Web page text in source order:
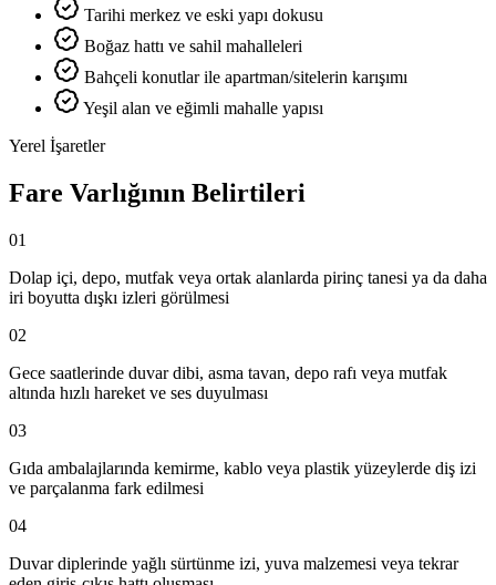
Tarihi merkez ve eski yapı dokusu
Boğaz hattı ve sahil mahalleleri
Bahçeli konutlar ile apartman/sitelerin karışımı
Yeşil alan ve eğimli mahalle yapısı
Yerel İşaretler
Fare Varlığının Belirtileri
01
Dolap içi, depo, mutfak veya ortak alanlarda pirinç tanesi ya da daha
iri boyutta dışkı izleri görülmesi
02
Gece saatlerinde duvar dibi, asma tavan, depo rafı veya mutfak
altında hızlı hareket ve ses duyulması
03
Gıda ambalajlarında kemirme, kablo veya plastik yüzeylerde diş izi
ve parçalanma fark edilmesi
04
Duvar diplerinde yağlı sürtünme izi, yuva malzemesi veya tekrar